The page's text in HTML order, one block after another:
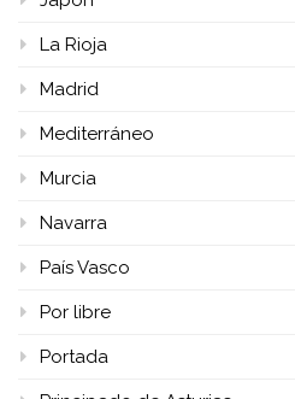
La Rioja
Madrid
Mediterráneo
Murcia
Navarra
País Vasco
Por libre
Portada